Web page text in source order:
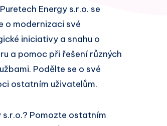
Energy s.r.o. se
o modernizaci své
iniciativy a snahu o
a pomoc při řešení různých
Podělte se o své
ostatním uživatelům.
Pomozte ostatním